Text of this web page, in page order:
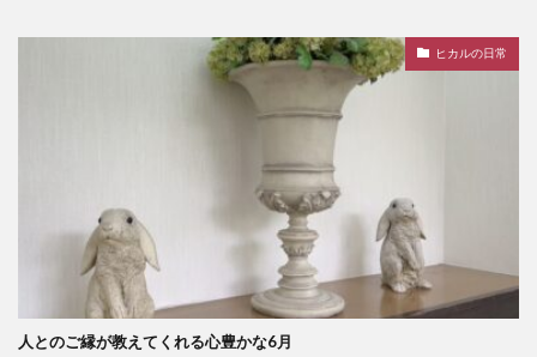
ヒカルの日常
人とのご縁が教えてくれる心豊かな6月